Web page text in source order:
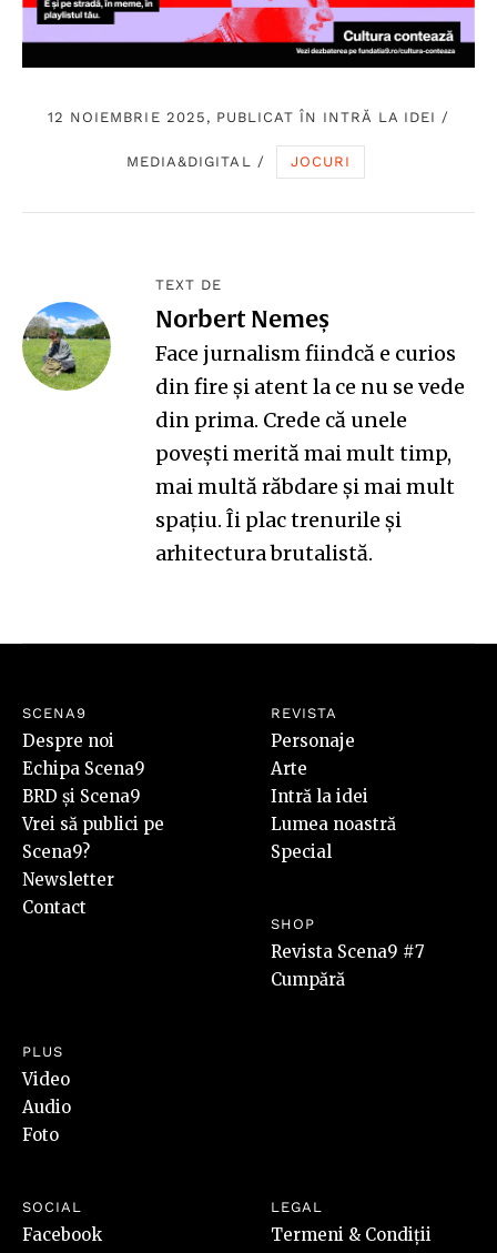
12 NOIEMBRIE 2025, PUBLICAT ÎN INTRĂ LA IDEI /
MEDIA&DIGITAL / JOCURI
TEXT DE
Norbert Nemeș
Face jurnalism fiindcă e curios
din fire și atent la ce nu se vede
din prima. Crede că unele
povești merită mai mult timp,
mai multă răbdare și mai mult
spațiu. Îi plac trenurile și
arhitectura brutalistă.
SCENA9
Despre noi
Echipa Scena9
BRD și Scena9
Vrei să publici pe
Scena9?
Newsletter
Contact
REVISTA
Personaje
Arte
Intră la idei
Lumea noastră
Special
SHOP
Revista Scena9 #7
Cumpără
PLUS
Video
Audio
Foto
SOCIAL
Facebook
LEGAL
Termeni & Condiții